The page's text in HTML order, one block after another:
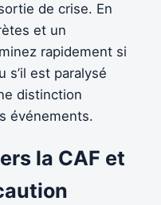
de crise. En
et un
rapidement si
s’il est paralysé
distinction
événements.
la CAF et